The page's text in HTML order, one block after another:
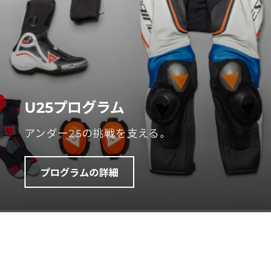
U25プログラム
アンダー25の挑戦を支える。
プログラムの詳細